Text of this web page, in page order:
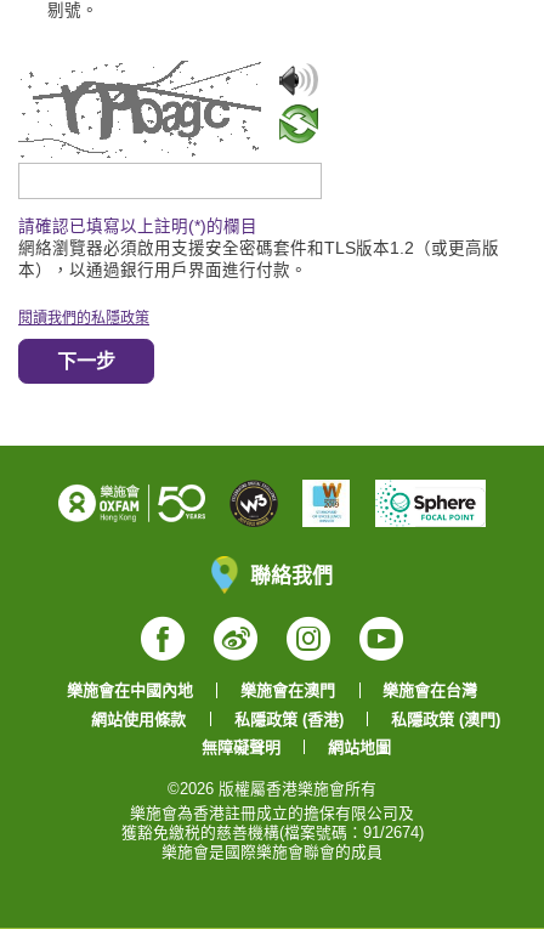
剔號。
請輸入驗證碼
請確認已填寫以上註明(*)的欄目
網絡瀏覽器必須啟用支援安全密碼套件和TLS版本1.2（或更高版
本），以通過銀行用戶界面進行付款。
閱讀我們的私隱政策
下一步
聯絡我們
Facebook
WeiboInstagram
YouTube
樂施會在中國內地 樂施會在澳門
樂施會在台灣
網站使用條款
私隱政策 (香港)
私隱政策 (澳門)
無障礙聲明
網站地圖
©2026 版權屬香港樂施會所有
樂施會為香港註冊成立的擔保有限公司及
獲豁免繳税的慈善機構(檔案號碼：91/2674)
樂施會是國際樂施會聯會的成員